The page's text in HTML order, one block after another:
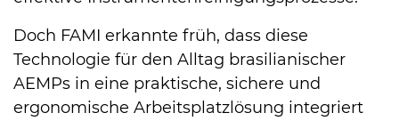
Doch FAMI erkannte früh, dass diese
Technologie für den Alltag brasilianischer
AEMPs in eine praktische, sichere und
ergonomische Arbeitsplatzlösung integriert